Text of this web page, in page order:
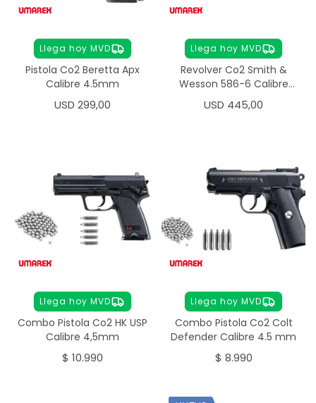
Llega hoy MVD
Pistola Co2 Beretta Apx
Calibre 4.5mm
USD 299,00
Llega hoy MVD
Revolver Co2 Smith &
Wesson 586-6 Calibre
4.5mm
USD 445,00
Llega hoy MVD
Combo Pistola Co2 HK USP
Calibre 4,5mm
$ 10.990
Llega hoy MVD
Combo Pistola Co2 Colt
Defender Calibre 4.5 mm
$ 8.990